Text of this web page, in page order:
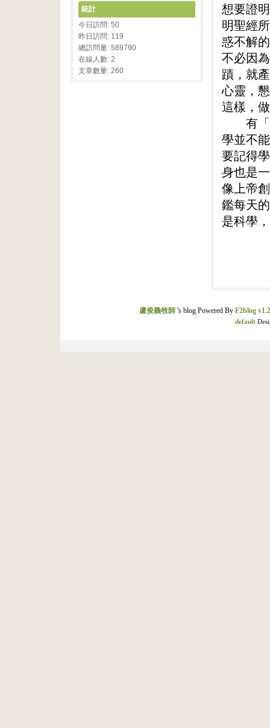
想要證
明聖經
惑不解
不必因
蹟，就
心靈，
這樣，
有「
學並不
要記得
身也是
像上帝
鑑每天
是科學
統計
今日訪問: 50
昨日訪問: 119
總訪問量: 589790
在線人數: 2
文章數量: 260
盧俊義牧師's blog Powered By F2blog
default